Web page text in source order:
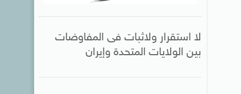
لا استقرار ولاثبات فى المفاوضات
بين الولايات المتحدة وإيران